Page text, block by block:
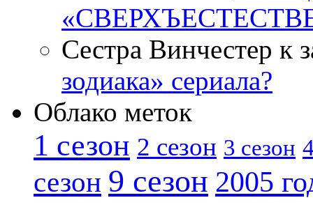
Сестра Винчестер к
зодиака» сериала?
Облако меток
1 сезон 2 сезон 3 сезон
сезон 9 сезон 2005